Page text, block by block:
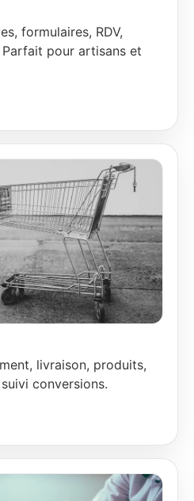
formulaires, RDV,
pour artisans et
livraison, produits,
conversions.